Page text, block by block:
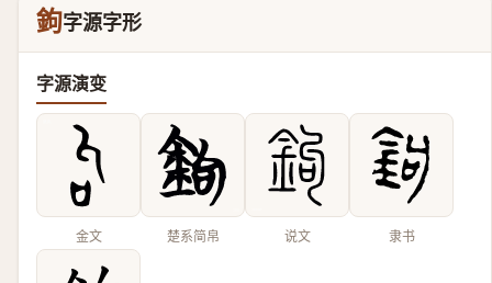
鉤字源字形
字源演变
金文 楚系简帛 说文 隶书